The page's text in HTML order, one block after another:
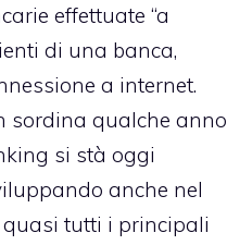
effettuate “a
di una banca,
a internet.
sordina qualche anno
si stà oggi
anche nel
quasi tutti i principali